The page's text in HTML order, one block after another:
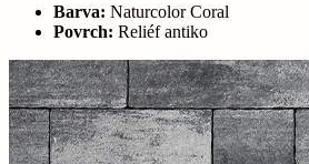
Barva: Naturcolor Coral
Povrch: Reliéf antiko